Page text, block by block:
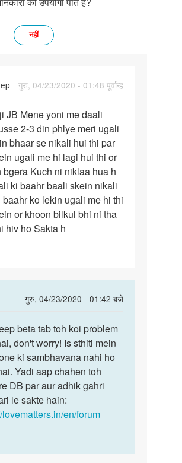
नहीं
गुरु, 04/23/2020 - 01:48 पूर्वान्ह
JB Mene yoni me daali
2-3 din phlye meri ugali
bhaar se nikali hui thi par
ugali me hi lagi hui thi or
bgera Kuch ni niklaa hua h
ki baahr baali skein nikali
baahr ko lekin ugali me hi thi
or khoon bilkul bhi ni tha
hiv ho Sakta h
गुरु, 04/23/2020 - 01:42 बजे
In
to
Aunti
ji
JB
Mene
yoni
me…
beta tab toh koi problem
don't worry! Is sthiti mein
ki sambhavana nahi ho
Yadi aap chahen toh
DB par aur adhik gahri
le sakte hain:
lovematters.in/en/forum